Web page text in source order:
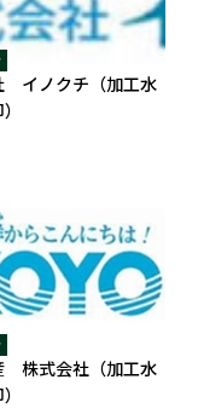
イノクチ（加工水
株式会社（加工水